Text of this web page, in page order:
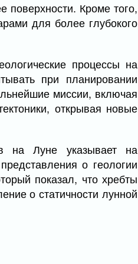
Кроме того,
для более глубокого
процессы на
при планировании
миссии, включая
открывая новые
на Луне указывает на
о геологии
показал, что хребты
о статичности лунной